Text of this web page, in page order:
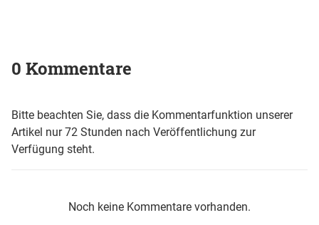
0 Kommentare
Bitte beachten Sie, dass die Kommentarfunktion unserer
Artikel nur 72 Stunden nach Veröffentlichung zur
Verfügung steht.
Noch keine Kommentare vorhanden.